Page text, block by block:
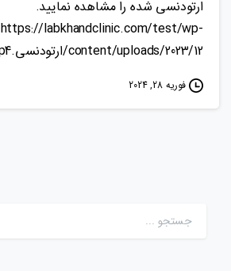
ارتودنسی شده را مشاهده نمایید.
https://labkhandclinic.com/test/wp-
content/uploads/2023/12/ارتودنسی.mp4
فوریه 28, 2024
جستجو برای: